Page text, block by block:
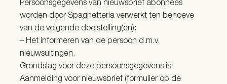
Persoonsgegevens van nieuwsbrief abonnees
worden door Spaghetteria verwerkt ten behoeve
van de volgende doelstelling(en):
– Het informeren van de persoon d.m.v.
nieuwsuitingen.
Grondslag voor deze persoonsgegevens is:
Aanmelding voor nieuwsbrief (formulier op de